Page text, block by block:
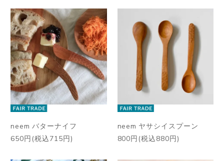
neem バターナイフ
650円(税込715円)
neem ヤサシイスプーン
800円(税込880円)